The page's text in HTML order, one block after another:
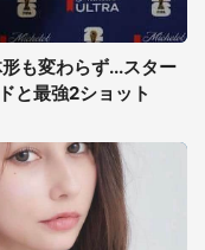
も変わらず...スター
と最強2ショット